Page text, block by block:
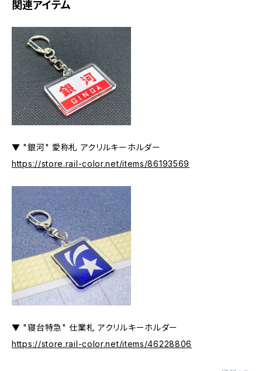
関連アイテム
▼ "銀河" 愛称札 アクリルキーホルダー
https://store.rail-color.net/items/86193569
▼ "寝台特急" 仕業札 アクリルキーホルダー
https://store.rail-color.net/items/46228806